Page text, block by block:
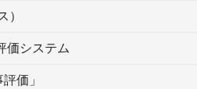
）
価システム
価」